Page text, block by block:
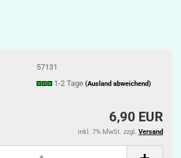
57131
1-2 Tage (Ausland abweichend)
6,90 EUR
inkl. 7% MwSt. zzgl. Versand